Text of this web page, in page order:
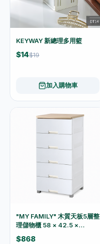
KEYWAY 新總理多用籃
$14$19
加入購物車
"MY FAMILY" 木質天板5層整
理儲物櫃 58 × 42.5 ×
114.5cm 6315
$868